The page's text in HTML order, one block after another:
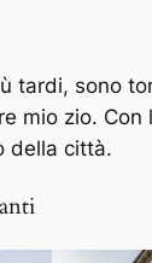
tardi, sono
mio zio. Con
della città.